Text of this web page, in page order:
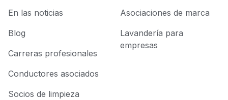
En las noticias
Blog
Carreras profesionales
Conductores asociados
Socios de limpieza
Asociaciones de marca
Lavandería para
empresas